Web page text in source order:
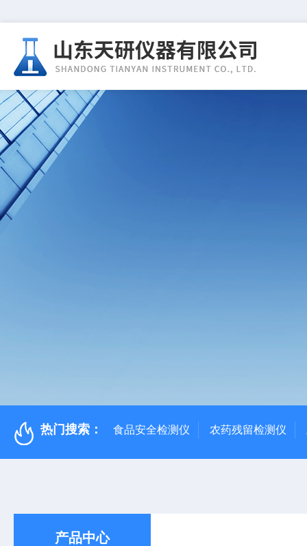
热门搜索： 食品安全检测仪 农药残留检测仪
产品中心